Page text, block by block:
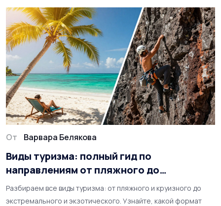
От Варвара Белякова
Виды туризма: полный гид по
направлениям от пляжного до
экстремального
Разбираем все виды туризма: от пляжного и круизного до
экстремального и экзотического. Узнайте, какой формат